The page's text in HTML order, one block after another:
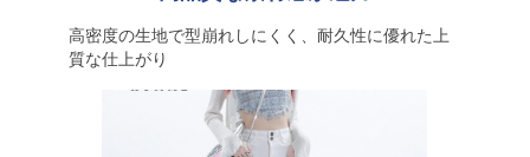
高密度の生地で型崩れしにくく、耐久性に優れた上
質な仕上がり